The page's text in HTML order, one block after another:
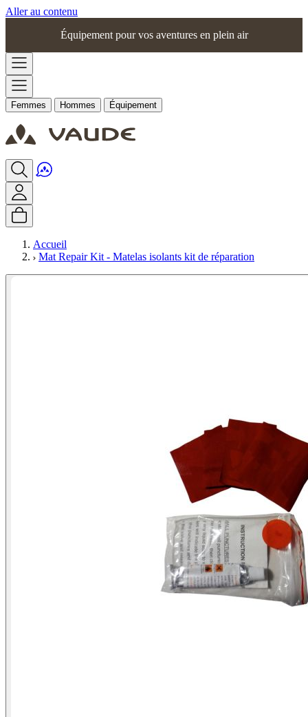
Aller au contenu
Équipement pour vos aventures en plein air
Femmes Hommes Équipement
Accueil
Mat Repair Kit - Matelas isolants kit de réparation